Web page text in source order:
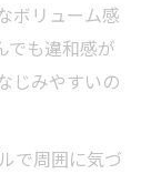
ボリューム感
でも違和感が
じみやすいの
で周囲に気づ